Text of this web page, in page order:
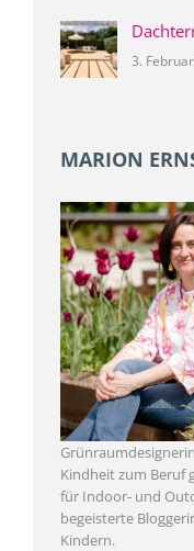
3.
MARION
Kindheit zum Beruf
für Indoor- und
begeisterte
Kindern.